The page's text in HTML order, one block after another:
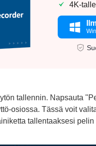
4K-
tallennin. Napsauta
osiossa. Tässä voit
tallentaaksesi pelin